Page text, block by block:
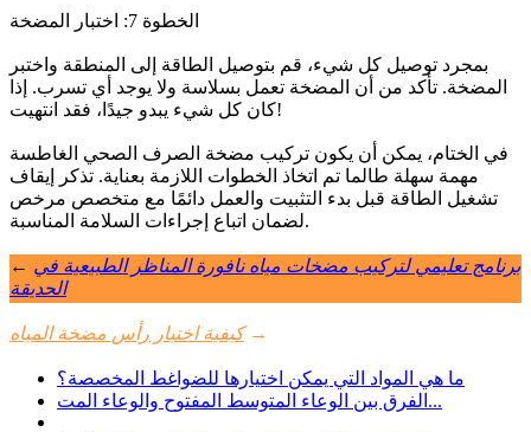
الخطوة 7: اختبار المضخة
بمجرد توصيل كل شيء، قم بتوصيل الطاقة إلى المنطقة واختبر
المضخة. تأكد من أن المضخة تعمل بسلاسة ولا يوجد أي تسرب. إذا
كان كل شيء يبدو جيدًا، فقد انتهيت!
في الختام، يمكن أن يكون تركيب مضخة الصرف الصحي الغاطسة
مهمة سهلة طالما تم اتخاذ الخطوات اللازمة بعناية. تذكر إيقاف
تشغيل الطاقة قبل بدء التثبيت والعمل دائمًا مع متخصص مرخص
لضمان اتباع إجراءات السلامة المناسبة.
← برنامج تعليمي لتركيب مضخات مياه نافورة المناظر الطبيعية في
الحديقة
كيفية اختبار رأس مضخة المياه →
ما هي المواد التي يمكن اختيارها للضواغط المخصصة؟
الفرق بين الوعاء المتوسط ​​المفتوح والوعاء المت...